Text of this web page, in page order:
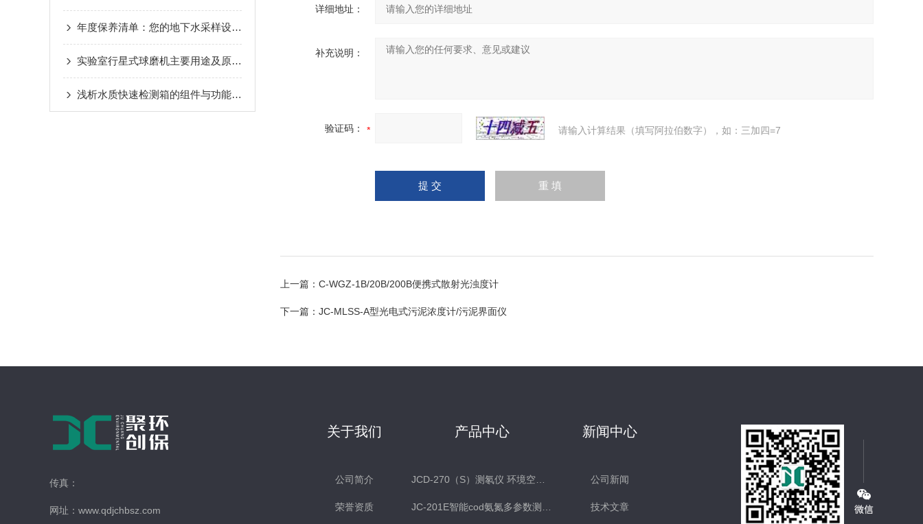
年度保养清单：您的地下水采样设备需要做这些检查！
实验室行星式球磨机主要用途及原理讲述
浅析水质快速检测箱的组件与功能特点
详细地址：
补充说明：
验证码： 请输入计算结果（填写阿拉伯数字），如：三加四=7
上一篇： C-WGZ-1B/20B/200B便携式散射光浊度计
下一篇： JC-MLSS-A型光电式污泥浓度计/污泥界面仪
传真：
网址：www.qdjchbsz.com
关于我们
公司简介
荣誉资质
产品中心 新闻中心
公司新闻
技术文章